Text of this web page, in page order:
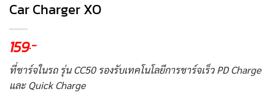
Car Charger XO
159.-
ที่ชาร์จในรถ รุ่น CC50 รองรับเทคโนโลยีการชาร์จเร็ว PD Charge
และ Quick Charge